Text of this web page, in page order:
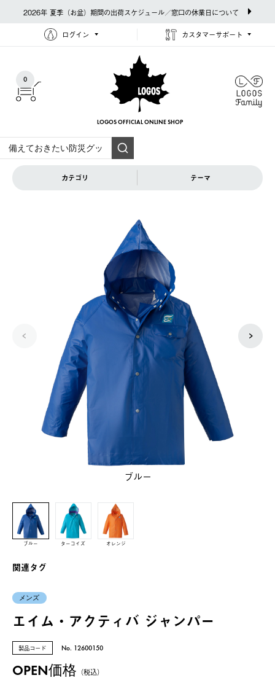
2026年 夏季（お盆）期間の出荷スケジュール／窓口の休業日について
ログイン カスタマーサポート
0
LOGOS OFFICIAL ONLINE SHOP
カテゴリ テーマ
ブルー
ブルー ターコイズ オレンジ
関連タグ
メンズ
エイム・アクティバ ジャンパー
製品コード No. 12600150
OPEN価格 （税込）